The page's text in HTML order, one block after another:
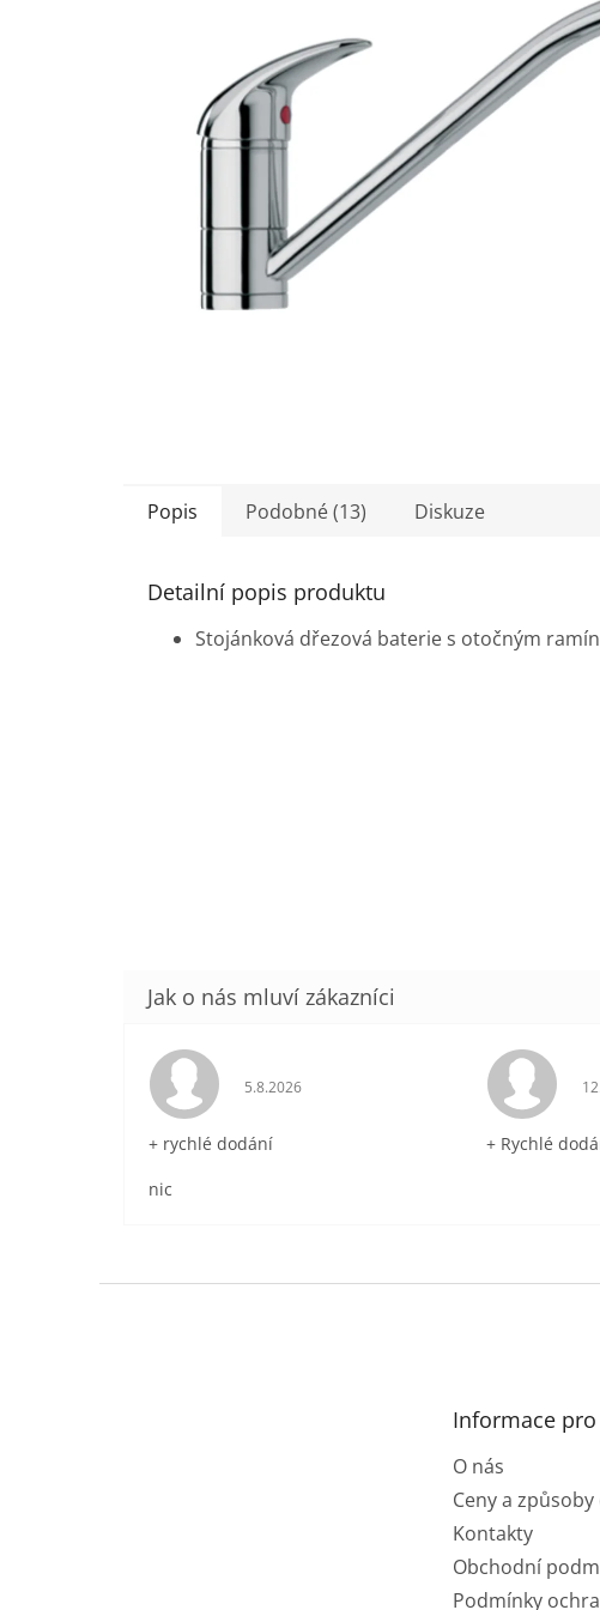
Popis Podobné (13) Diskuze
Detailní popis produktu
Stojánková dřezová baterie s otočným
Hodnocení obchodu je 5 z 5 hvězdiček.
5.8.2026
+ rychlé dodání
nic
+ Rychlé
Informace pro
O nás
Ceny a
Kontakty
Obchodní
Podmínky